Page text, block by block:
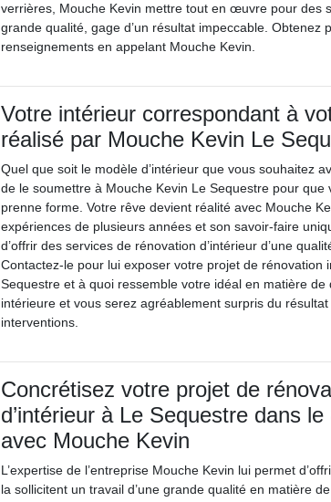
verrières, Mouche Kevin mettre tout en œuvre pour des
grande qualité, gage d’un résultat impeccable. Obtenez
renseignements en appelant Mouche Kevin.
Votre intérieur correspondant à
réalisé par Mouche Kevin Le
Quel que soit le modèle d’intérieur que vous souhaitez
de le soumettre à Mouche Kevin Le Sequestre pour que
prenne forme. Votre rêve devient réalité avec Mouche
expériences de plusieurs années et son savoir-faire
d’offrir des services de rénovation d’intérieur d’une
Contactez-le pour lui exposer votre projet de rénovation
Sequestre et à quoi ressemble votre idéal en matière de
intérieure et vous serez agréablement surpris du
interventions.
Concrétisez votre projet de
d’intérieur à Le Sequestre dans le
avec Mouche Kevin
L’expertise de l’entreprise Mouche Kevin lui permet
la sollicitent un travail d’une grande qualité en matière